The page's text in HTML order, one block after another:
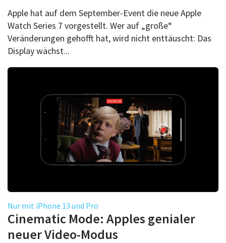
Apple hat auf dem September-Event die neue Apple
Watch Series 7 vorgestellt. Wer auf „große“
Veränderungen gehofft hat, wird nicht enttäuscht: Das
Display wächst...
Nur mit iPhone 13 und Pro
Cinematic Mode: Apples genialer
neuer Video-Modus